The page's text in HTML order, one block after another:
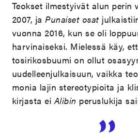
Teokset ilmestyivät alun perin
2007, jaPunaiset osat
vuonna 2016, kun se oli
harvinaiseksi. Mielessä käy,
tosirikosbuumi on ollut
uudelleenjulkaisuun, vaikka
monia lajin stereotypioita ja
kirjasta eiAlibin peruslukija